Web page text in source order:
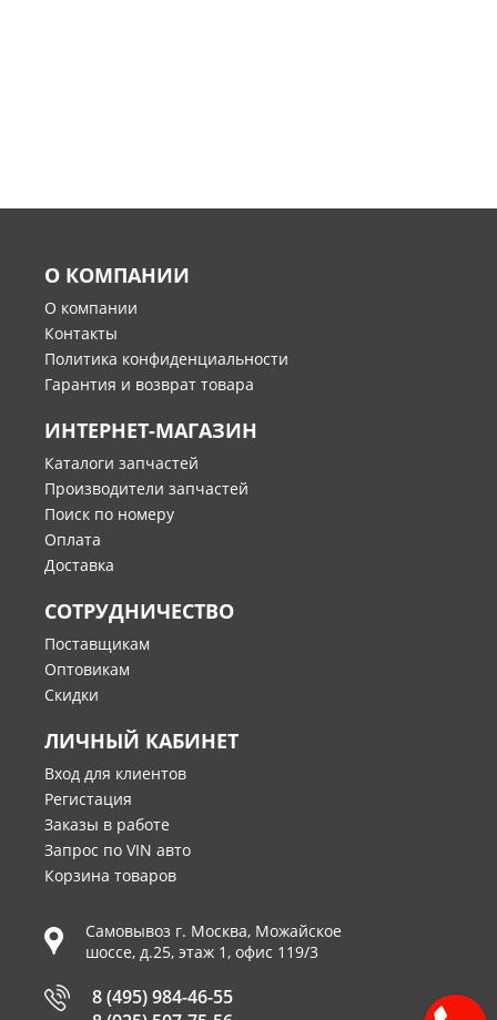
О КОМПАНИИ
О компании
Контакты
Политика конфиденциальности
Гарантия и возврат товара
ИНТЕРНЕТ-МАГАЗИН
Каталоги запчастей
Производители запчастей
Поиск по номеру
Оплата
Доставка
СОТРУДНИЧЕСТВО
Поставщикам
Оптовикам
Скидки
ЛИЧНЫЙ КАБИНЕТ
Вход для клиентов
Регистация
Заказы в работе
Запрос по VIN авто
Корзина товаров
Самовывоз г. Москва, Можайское
шоссе, д.25, этаж 1, офис 119/3
8 (495) 984-46-55